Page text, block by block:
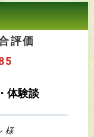
評価
体験談
様